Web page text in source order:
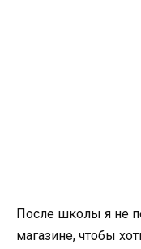
После школы я не
магазине, чтобы